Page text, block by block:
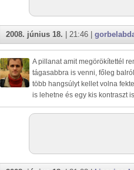
2008. június 18. | 21:46 |
A pillanat amit megörökítettél
tágasabbra is venni, főleg
több hangsúlyt kellet volna
is lehetne és egy kis kontraszt